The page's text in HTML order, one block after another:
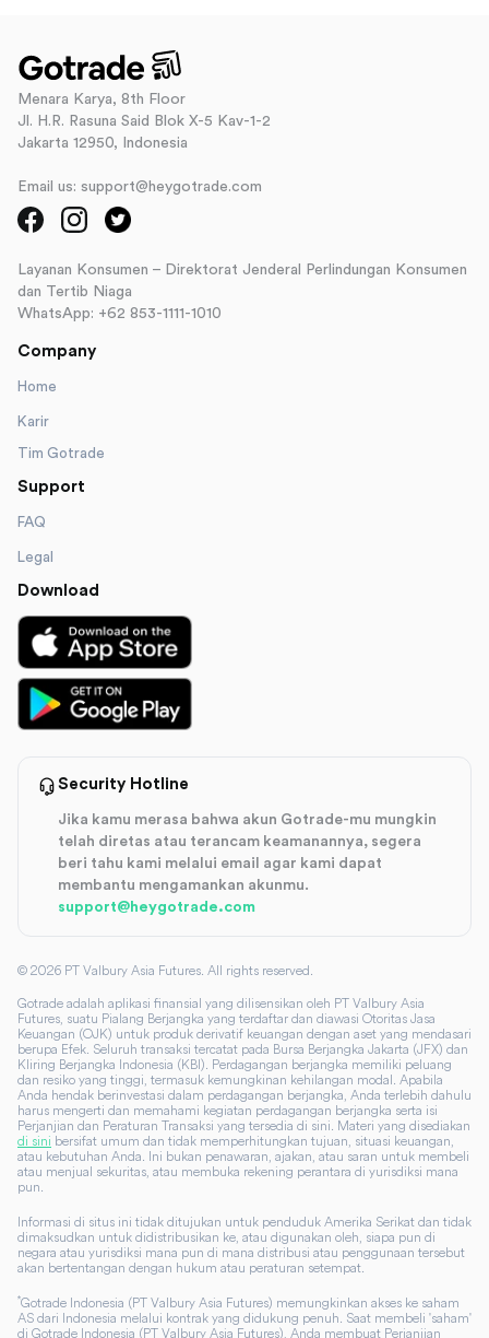
Menara Karya, 8th Floor
Jl. H.R. Rasuna Said Blok X-5 Kav-1-2
Jakarta 12950, Indonesia
Email us: support@heygotrade.com
Layanan Konsumen – Direktorat Jenderal Perlindungan Konsumen
dan Tertib Niaga
WhatsApp: +62 853-1111-1010
Company
Home
Karir
Tim Gotrade
Support
FAQ
Legal
Download
Security Hotline
Jika kamu merasa bahwa akun Gotrade-mu mungkin
telah diretas atau terancam keamanannya, segera
beri tahu kami melalui email agar kami dapat
membantu mengamankan akunmu.
support@heygotrade.com
© 2026 PT Valbury Asia Futures. All rights reserved.
Gotrade adalah aplikasi finansial yang dilisensikan oleh PT Valbury Asia
Futures, suatu Pialang Berjangka yang terdaftar dan diawasi Otoritas Jasa
Keuangan (OJK) untuk produk derivatif keuangan dengan aset yang mendasari
berupa Efek. Seluruh transaksi tercatat pada Bursa Berjangka Jakarta (JFX) dan
Kliring Berjangka Indonesia (KBI). Perdagangan berjangka memiliki peluang
dan resiko yang tinggi, termasuk kemungkinan kehilangan modal. Apabila
Anda hendak berinvestasi dalam perdagangan berjangka, Anda terlebih dahulu
harus mengerti dan memahami kegiatan perdagangan berjangka serta isi
Perjanjian dan Peraturan Transaksi yang tersedia di sini. Materi yang disediakan
di sini bersifat umum dan tidak memperhitungkan tujuan, situasi keuangan,
atau kebutuhan Anda. Ini bukan penawaran, ajakan, atau saran untuk membeli
atau menjual sekuritas, atau membuka rekening perantara di yurisdiksi mana
pun.
Informasi di situs ini tidak ditujukan untuk penduduk Amerika Serikat dan tidak
dimaksudkan untuk didistribusikan ke, atau digunakan oleh, siapa pun di
negara atau yurisdiksi mana pun di mana distribusi atau penggunaan tersebut
akan bertentangan dengan hukum atau peraturan setempat.
*Gotrade Indonesia (PT Valbury Asia Futures) memungkinkan akses ke saham
AS dari Indonesia melalui kontrak yang didukung penuh. Saat membeli 'saham'
di Gotrade Indonesia (PT Valbury Asia Futures), Anda membuat Perjanjian